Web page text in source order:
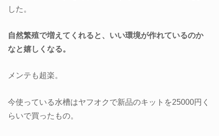
した。
自然繁殖で増えてくれると、いい環境が作れているのか
なと嬉しくなる。
メンテも超楽。
今使っている水槽はヤフオクで新品のキットを25000円く
らいで買ったもの。